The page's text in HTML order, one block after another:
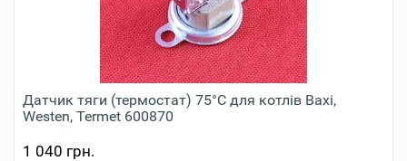
Датчик тяги (термостат) 75°C для котлів Baxi,
Westen, Termet 600870
1 040 грн.